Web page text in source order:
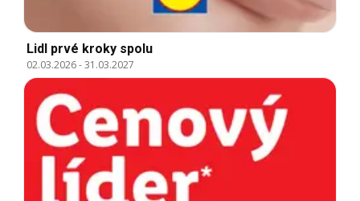
Lidl prvé kroky spolu
02.03.2026-31.03.2027